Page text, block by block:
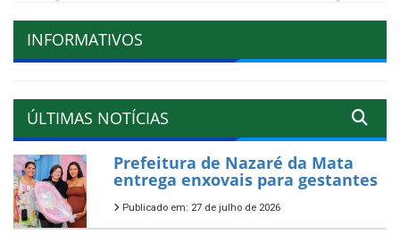
INFORMATIVOS
ÚLTIMAS NOTÍCIAS
Prefeitura de Nazaré da Mata
entrega enxovais para gestantes
Publicado em: 27 de julho de 2026